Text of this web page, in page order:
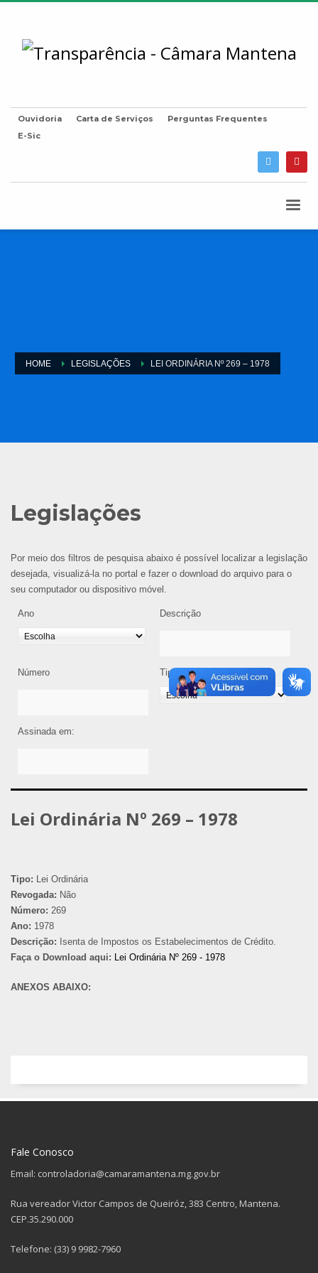
Ouvidoria Carta de Serviços
Perguntas Frequentes
E-Sic
HOME LEGISLAÇÕES LEI ORDINÁRIA Nº 269 – 1978
Legislações
Por meio dos filtros de pesquisa abaixo é possível localizar a legislação
desejada, visualizá-la no portal e fazer o download do arquivo para o
seu computador ou dispositivo móvel.
Ano Descrição
Número Tipo de Legislação
Assinada em:
Lei Ordinária Nº 269 – 1978
Tipo: Lei Ordinária
Revogada: Não
Número: 269
Ano: 1978
Descrição: Isenta de Impostos os Estabelecimentos de Crédito.
Faça o Download aqui: Lei Ordinária Nº 269 - 1978
ANEXOS ABAIXO:
Fale Conosco
Email: controladoria@camaramantena.mg.gov.br
Rua vereador Victor Campos de Queiróz, 383 Centro, Mantena.
CEP.35.290.000
Telefone: (33) 9 9982-7960